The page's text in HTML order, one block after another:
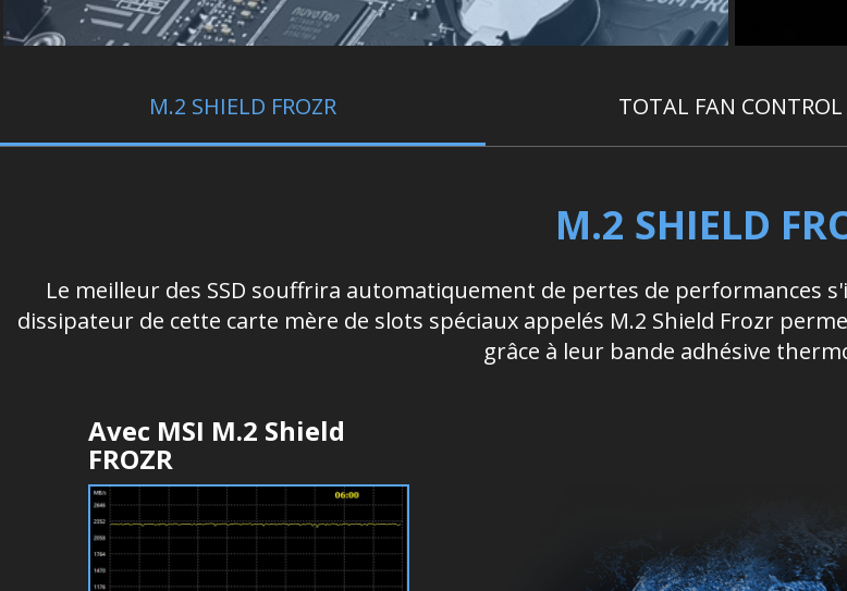
M.2 SHIELD FROZR TOTAL FAN CONTROL
M.2 SHIELD
Le meilleur des SSD souffrira automatiquement de pertes de performances
dissipateur de cette carte mère de slots spéciaux appelés M.2 Shield Frozr
grâce à leur bande adhésive
Avec MSI M.2 Shield
FROZR